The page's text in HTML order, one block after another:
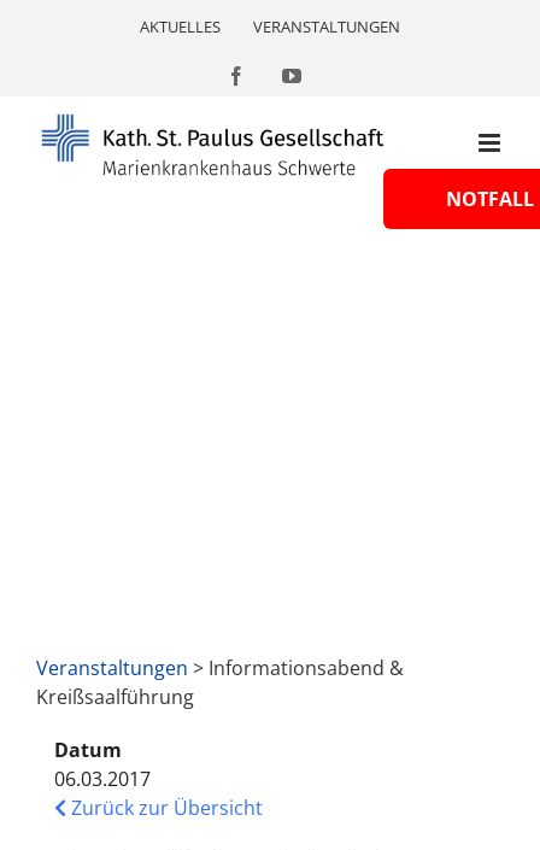
AKTUELLES VERANSTALTUNGEN
FacebookYouTube
Veranstaltungen > Informationsabend &
Kreißsaalführung
Datum
06.03.2017
Zurück zur Übersicht
NOTFALL